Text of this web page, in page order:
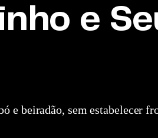
e
e beiradão, sem estabelecer